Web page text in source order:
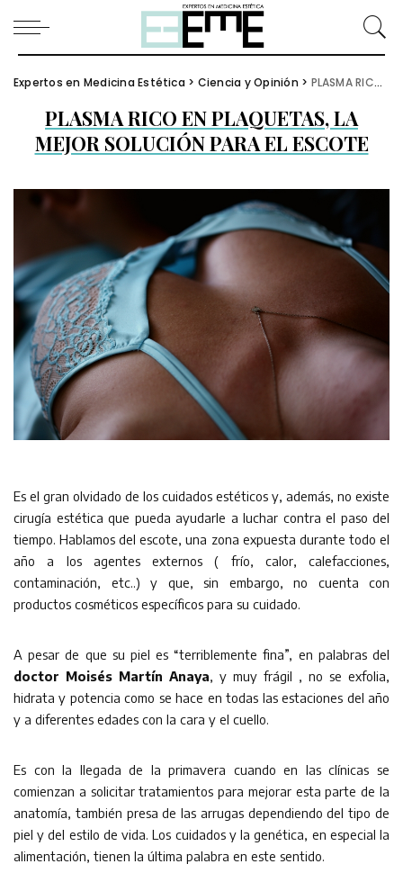
Expertos en Medicina Estética > Ciencia y Opinión > PLASMA RICO EN PLAQUETAS, LA MEJOR SOLUCIÓN PARA EL ESCOTE
PLASMA RICO EN PLAQUETAS, LA
MEJOR SOLUCIÓN PARA EL ESCOTE
Es el gran olvidado de los cuidados estéticos y, además, no existe
cirugía estética que pueda ayudarle a luchar contra el paso del
tiempo. Hablamos del escote, una zona expuesta durante todo el
año a los agentes externos ( frío, calor, calefacciones,
contaminación, etc..) y que, sin embargo, no cuenta con
productos cosméticos específicos para su cuidado.
A pesar de que su piel es “terriblemente fina”, en palabras del
doctor Moisés Martín Anaya, y muy frágil , no se exfolia,
hidrata y potencia como se hace en todas las estaciones del año
y a diferentes edades con la cara y el cuello.
Es con la llegada de la primavera cuando en las clínicas se
comienzan a solicitar tratamientos para mejorar esta parte de la
anatomía, también presa de las arrugas dependiendo del tipo de
piel y del estilo de vida. Los cuidados y la genética, en especial la
alimentación, tienen la última palabra en este sentido.